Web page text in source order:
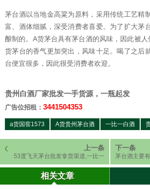
茅台酒以当地金高粱为原料，采用传统工艺精
富、酒体细腻，深受消费者喜爱。为了扩大茅
酿制的。A货茅台具有茅台酒的风味，因此被
货茅台的香气更加突出，风味十足。喝了之后
台便宜很多，因此很受消费者欢迎。
贵州白酒厂家批发一手货源，一瓶起发
广告位招租： 3441504353
a货国窖1573 A货贵州茅台酒 一比一白酒
上一条
53度飞天茅台批发拿货渠道,一比一
贵州茅台酒货源
下一条
茅台酒主要
天茅台口感
相关文章